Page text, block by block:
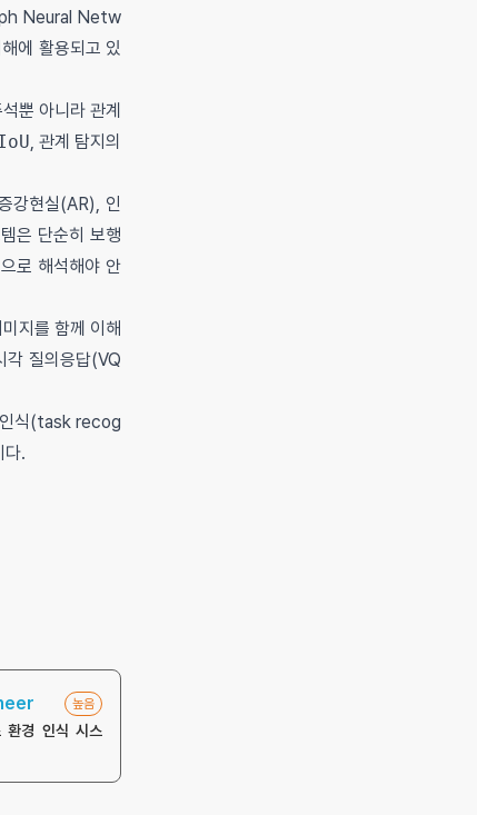
Neural Netw
에 활용되고 있
뿐 아니라 관계
, 관계 탐지의
강현실(AR), 인
은 단순히 보행
로 해석해야 안
지를 함께 이해
각 질의응답(VQ
인식(task recog
.
높음
환경 인식 시스